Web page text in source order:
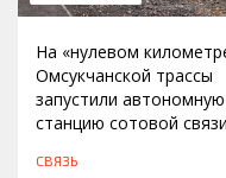
На «нулевом
Омсукчанской трассы
запустили автономную
станцию сотовой связи
СВЯЗЬ